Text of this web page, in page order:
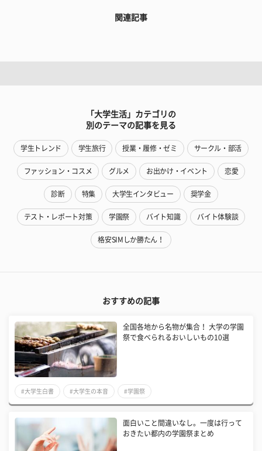
関連記事
「大学生活」カテゴリの
別のテーマの記事を見る
学生トレンド 学生旅行 授業・履修・ゼミ サークル・部活
ファッション・コスメ グルメ お出かけ・イベント 恋愛
診断 特集 大学生インタビュー 奨学金
テスト・レポート対策 学園祭 バイト知識 バイト体験談
格安SIMしか勝たん！
おすすめの記事
全国各地から名物が集合！ 大学の学園
祭で食べられるおいしいもの10選
#大学生白書 #大学生の本音 #学園祭
面白いこと間違いなし。一度は行って
おきたい都内の学園祭まとめ